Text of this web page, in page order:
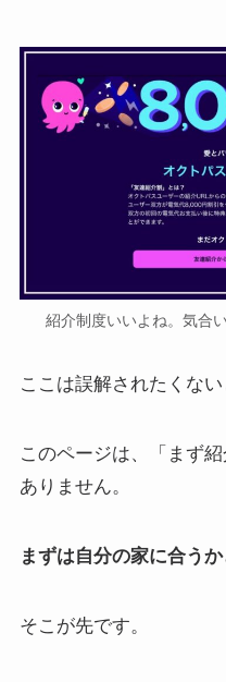
紹介制度いいよね。気合
ここは誤解されたくない
このページは、「まず
ありません。
まずは自分の家に合うか
そこが先です。